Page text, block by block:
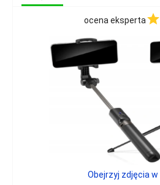
ocena eksperta
Obejrzyj zdjęcia w